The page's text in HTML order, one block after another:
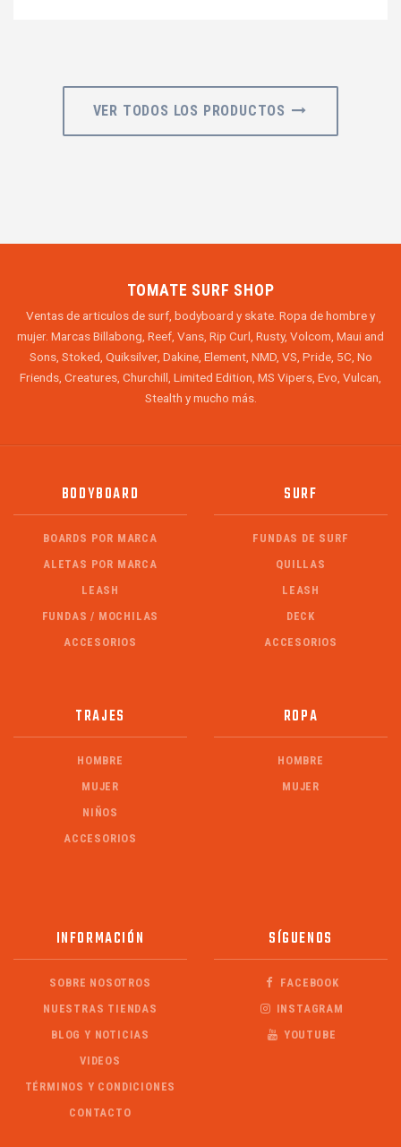
VER TODOS LOS PRODUCTOS
TOMATE SURF SHOP
Ventas de articulos de surf, bodyboard y skate. Ropa de hombre y
mujer. Marcas Billabong, Reef, Vans, Rip Curl, Rusty, Volcom, Maui and
Sons, Stoked, Quiksilver, Dakine, Element, NMD, VS, Pride, 5C, No
Friends, Creatures, Churchill, Limited Edition, MS Vipers, Evo, Vulcan,
Stealth y mucho más.
BODYBOARD
BOARDS POR MARCA
ALETAS POR MARCA
LEASH
FUNDAS / MOCHILAS
ACCESORIOS
SURF
FUNDAS DE SURF
QUILLAS
LEASH
DECK
ACCESORIOS
TRAJES
HOMBRE
MUJER
NIÑOS
ACCESORIOS
ROPA
HOMBRE
MUJER
INFORMACIÓN
SOBRE NOSOTROS
NUESTRAS TIENDAS
BLOG Y NOTICIAS
VIDEOS
TÉRMINOS Y CONDICIONES
CONTACTO
SÍGUENOS
FACEBOOK
INSTAGRAM
YOUTUBE